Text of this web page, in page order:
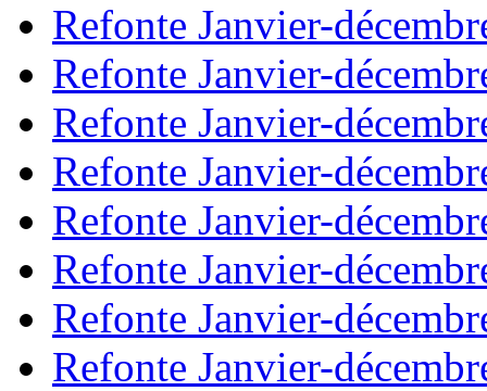
Refonte Janvier-
Refonte Janvier-
Refonte Janvier-
Refonte Janvier-
Refonte Janvier-
Refonte Janvier-
Refonte Janvier-
Refonte Janvier-